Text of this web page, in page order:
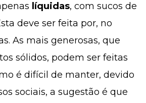
líquidas, com sucos de
deve ser feita por, no
As mais generosas, que
sólidos, podem ser feitas
é difícil de manter, devido
sociais, a sugestão é que